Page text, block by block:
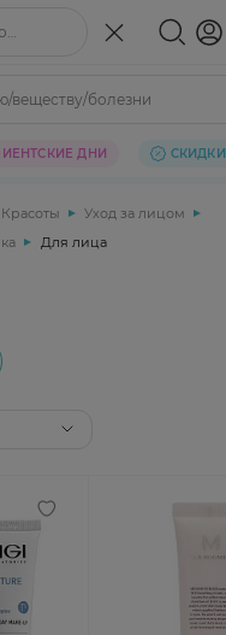
Поиск по названию/веществу
веществу/болезни
ДНИ СКИДКИ
Уход за лицом
Для лица